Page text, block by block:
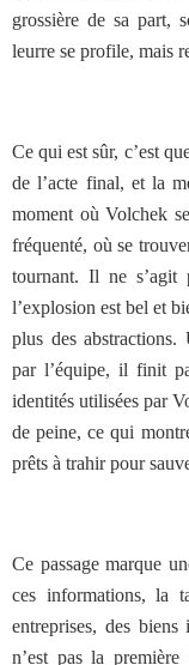
grossière de sa part,
leurre se profile, mais
Ce qui est sûr, c’est
de l’acte final, et la
moment où Volchek
fréquenté, où se
tournant. Il ne s’agit
l’explosion est bel et
plus des
par l’équipe, il finit
identités utilisées par
de peine, ce qui
prêts à trahir pour
Ce passage marque
ces informations, la
entreprises, des
n’est pas la